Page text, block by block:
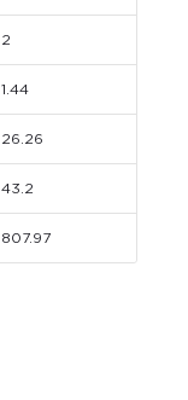
2
1.44
26.26
43.2
807.97